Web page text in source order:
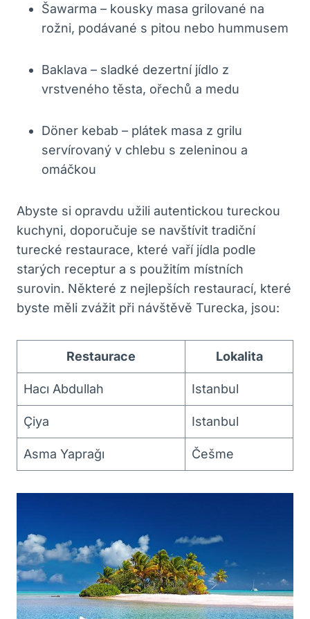
Šawarma – kousky masa grilované na
rožni, podávané s pitou nebo hummusem
Baklava – sladké dezertní jídlo z
vrstveného těsta, ořechů a medu
Döner kebab – plátek masa z grilu
servírovaný v chlebu s zeleninou a
omáčkou
Abyste si opravdu užili autentickou tureckou
kuchyni, doporučuje se navštívit tradiční
turecké restaurace, které vaří jídla podle
starých receptur a s použitím místních
surovin. Některé z nejlepších restaurací, které
byste měli zvážit při návštěvě Turecka, jsou:
Restaurace Lokalita
Hacı Abdullah Istanbul
Çiya Istanbul
Asma Yaprağı Češme